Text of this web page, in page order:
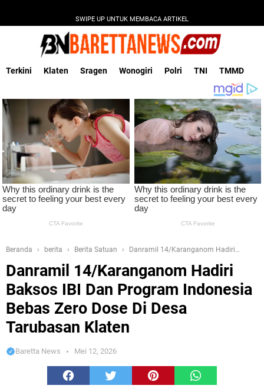
SWIPE UP UNTUK MEMBACA ARTIKEL
Terkini Klaten Sragen Wonogiri Polri TNI TMMD
Beranda berita Berita Satuan
Danramil 14/Karanganom Hadiri
Danramil 14/Karanganom Hadiri
Baksos IBI Dan Program Indonesia
Bebas Zero Dose Di Desa
Tarubasan Klaten
Baretta News Mei 12, 2026